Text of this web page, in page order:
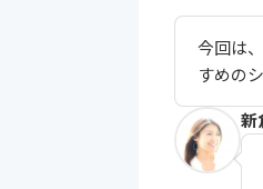
今回は
すめの
新